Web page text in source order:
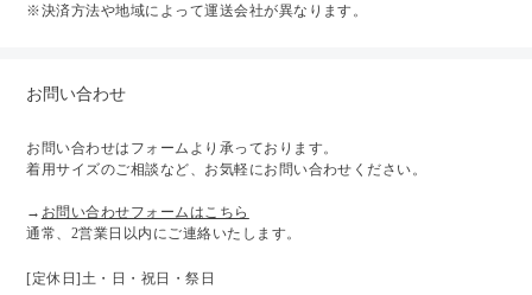
※決済方法や地域によって運送会社が異なります。
お問い合わせ
お問い合わせはフォームより承っております。
着用サイズのご相談など、お気軽にお問い合わせください。
→ お問い合わせフォームはこちら
通常、2営業日以内にご連絡いたします。
[定休日]土・日・祝日・祭日